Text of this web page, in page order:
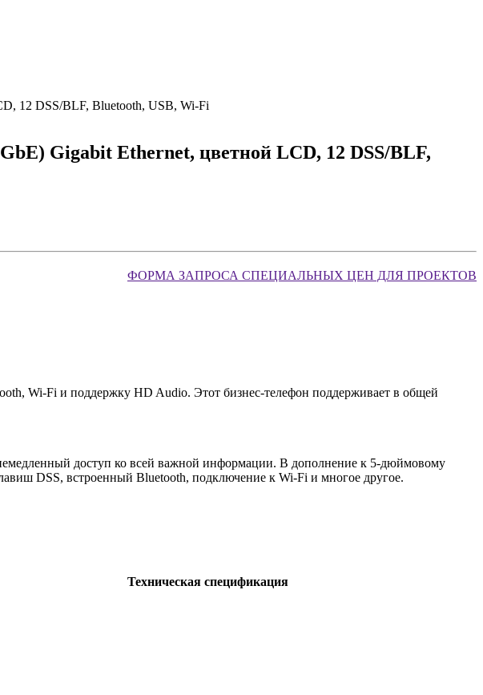
12 DSS/BLF, Bluetooth, USB, Wi-Fi
Gigabit Ethernet, цветной LCD, 12 DSS/BLF,
ФОРМА ЗАПРОСА СПЕЦИАЛЬНЫХ ЦЕН ДЛЯ ПРОЕКТОВ
Wi-Fi и поддержку HD Audio. Этот бизнес-телефон поддерживает в общей
доступ ко всей важной информации. В дополнение к 5-дюймовому
DSS, встроенный Bluetooth, подключение к Wi-Fi и многое другое.
Техническая спецификация